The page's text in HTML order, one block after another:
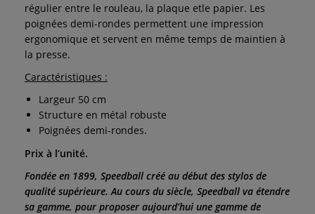
régulier entre le rouleau, la plaque etle papier. Les
poignées demi-rondes permettent une impression
ergonomique et servent en même temps de maintien à
la presse.
Caractéristiques :
Largeur 50 cm
Structure en métal robuste
Poignées demi-rondes.
Prix à l’unité.
Fondée en 1899, Speedball créé au début des stylos de
qualité supérieure. Au cours du siècle, Speedball va étendre
sa gamme, pour proposer aujourd’hui une gamme de